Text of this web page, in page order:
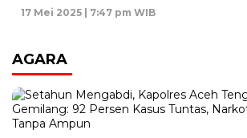
17 Mei 2025 | 7:47 pm WIB
AGARA